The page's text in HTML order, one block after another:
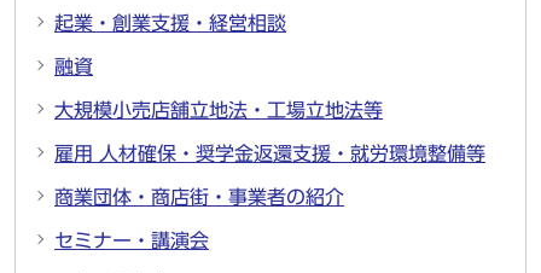
起業・創業支援・経営相談
融資
大規模小売店舗立地法・工場立地法等
雇用 人材確保・奨学金返還支援・就労環境整備等
商業団体・商店街・事業者の紹介
セミナー・講演会